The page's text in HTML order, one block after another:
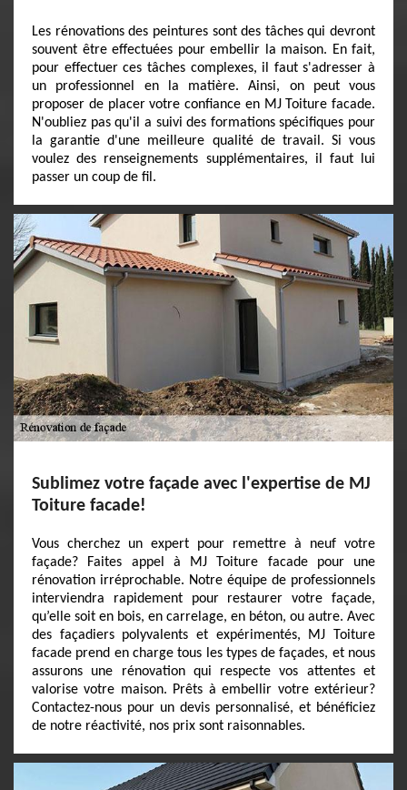
Les rénovations des peintures sont des tâches qui devront
souvent être effectuées pour embellir la maison. En fait,
pour effectuer ces tâches complexes, il faut s'adresser à
un professionnel en la matière. Ainsi, on peut vous
proposer de placer votre confiance en MJ Toiture facade.
N'oubliez pas qu'il a suivi des formations spécifiques pour
la garantie d'une meilleure qualité de travail. Si vous
voulez des renseignements supplémentaires, il faut lui
passer un coup de fil.
Sublimez votre façade avec l'expertise de MJ
Toiture facade!
Vous cherchez un expert pour remettre à neuf votre
façade? Faites appel à MJ Toiture facade pour une
rénovation irréprochable. Notre équipe de professionnels
interviendra rapidement pour restaurer votre façade,
qu’elle soit en bois, en carrelage, en béton, ou autre. Avec
des façadiers polyvalents et expérimentés, MJ Toiture
facade prend en charge tous les types de façades, et nous
assurons une rénovation qui respecte vos attentes et
valorise votre maison. Prêts à embellir votre extérieur?
Contactez-nous pour un devis personnalisé, et bénéficiez
de notre réactivité, nos prix sont raisonnables.